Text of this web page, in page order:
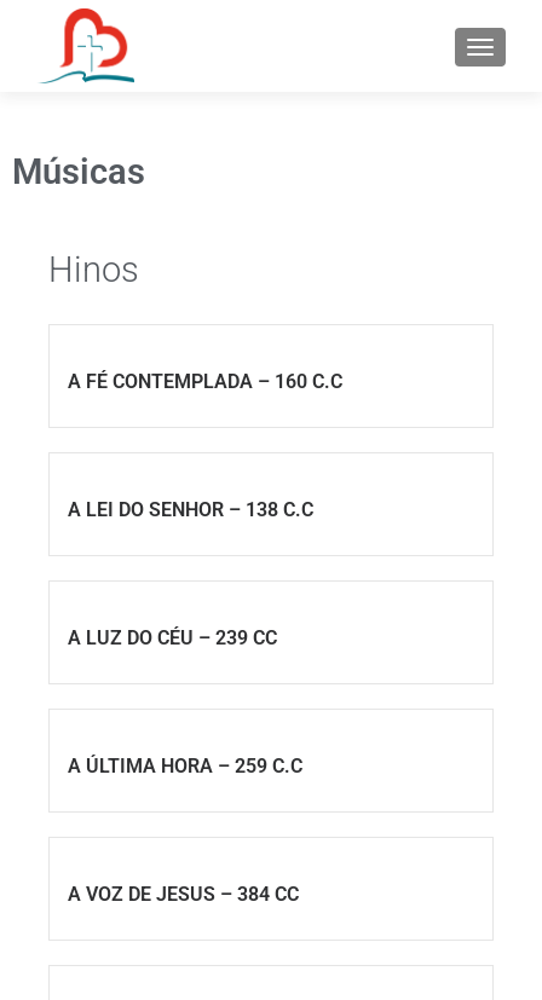
Músicas
Hinos
A FÉ CONTEMPLADA – 160 C.C
A LEI DO SENHOR – 138 C.C
A LUZ DO CÉU – 239 CC
A ÚLTIMA HORA – 259 C.C
A VOZ DE JESUS – 384 CC